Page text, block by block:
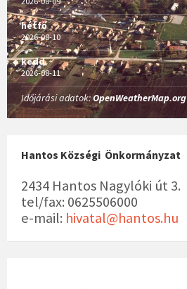
hétfő
2026-08-10
kedd
2026-08-11
Időjárási adatok:OpenWeatherMap.org
Hantos Községi Önkormányzat
2434 Hantos Nagylóki út 3.
tel/fax: 0625506000
e-mail: hivatal@hantos.hu